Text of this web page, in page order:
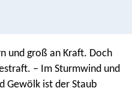
und groß an Kraft. Doch
– Im Sturmwind und
Gewölk ist der Staub